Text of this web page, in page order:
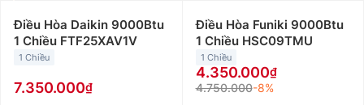
Điều Hòa Daikin 9000Btu
1 Chiều FTF25XAV1V
1 Chiều
7.350.000
Điều Hòa Funiki 9000Btu
1 Chiều HSC09TMU
1 Chiều
4.350.000
4.750.000-8%